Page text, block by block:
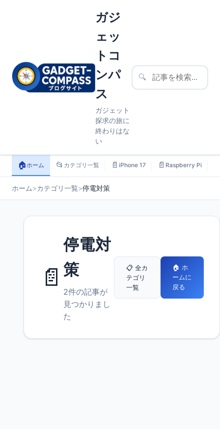
ガジ
ェッ
トコ
ンパ
ス
ガジェット
探求の旅に
終わりはな
い
🔍
🏠ホーム 📂 カテゴリ一覧 📄 iPhone 17 📄 Raspberry Pi
ホーム>カテゴリ一覧>停電対策
📄
停電対
策
2件の記事が
見つかりまし
た
📋 全カ
テゴリ
一覧
🏠 ホ
ームに
戻る